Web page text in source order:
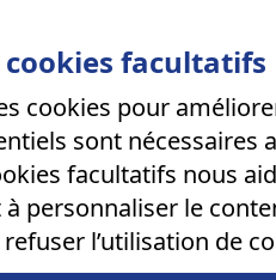
facultatifs
cookies pour
sont
facultatifs nous
personnaliser le
refuser l’utilisation de